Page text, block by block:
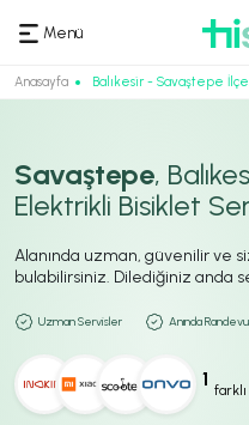
Menü
Anasayfa Balıkesir - Savaştepe
Savaştepe,
Elektrikli Bisiklet
Alanında uzman, güvenilir ve
bulabilirsiniz. Dilediğiniz anda
Uzman Servisler Anında Randevu
1